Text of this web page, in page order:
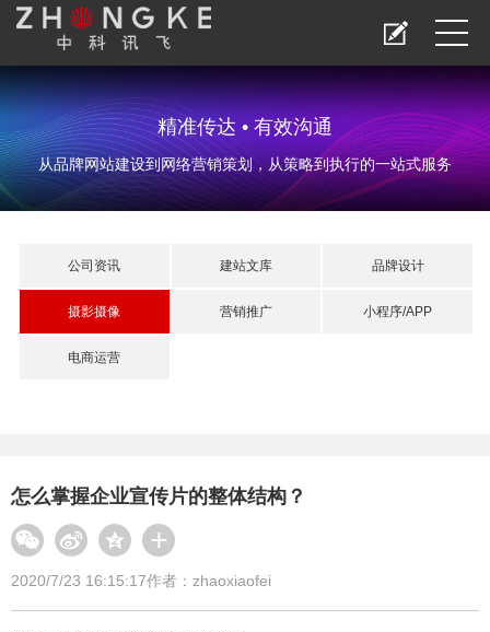
精准传达 • 有效沟通
从品牌网站建设到网络营销策划，从策略到执行的一站式服务
公司资讯 建站文库 品牌设计
摄影摄像 营销推广 小程序/APP
电商运营
怎么掌握企业宣传片的整体结构？
作者：zhaoxiaofei
2020/7/23 16:15:17